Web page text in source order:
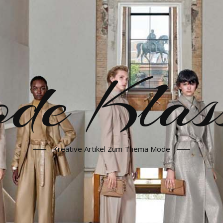
Kreative Artikel Zum Thema Mode